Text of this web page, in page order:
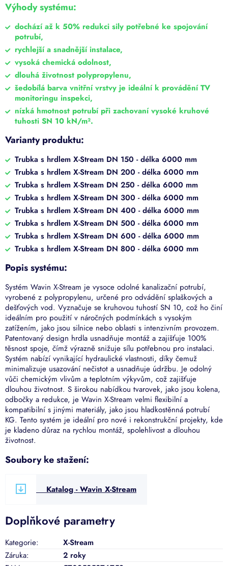
Výhody systému:
dochází až k 50% redukci sily potřebné ke spojování
potrubí,
rychlejší a snadnější instalace,
vysoká chemická odolnost,
dlouhá životnost polypropylenu,
šedobílá barva vnitřní vrstvy je ideální k provádění TV
monitoringu inspekci,
nízká hmotnost potrubí při zachovaní vysoké kruhové
tuhosti SN 10 kN/m².
Varianty produktu:
Trubka s hrdlem X-Stream DN 150 - délka 6000 mm
Trubka s hrdlem X-Stream DN 200 - délka 6000 mm
Trubka s hrdlem X-Stream DN 250 - délka 6000 mm
Trubka s hrdlem X-Stream DN 300 - délka 6000 mm
Trubka s hrdlem X-Stream DN 400 - délka 6000 mm
Trubka s hrdlem X-Stream DN 500 - délka 6000 mm
Trubka s hrdlem X-Stream DN 600 - délka 6000 mm
Trubka s hrdlem X-Stream DN 800 - délka 6000 mm
Popis systému:
Systém Wavin X-Stream je vysoce odolné kanalizační potrubí,
vyrobené z polypropylenu, určené pro odvádění splaškových a
dešťových vod. Vyznačuje se kruhovou tuhostí SN 10, což ho činí
ideálním pro použití v náročných podmínkách s vysokým
zatížením, jako jsou silnice nebo oblasti s intenzivním provozem.
Patentovaný design hrdla usnadňuje montáž a zajišťuje 100%
těsnost spoje, čímž výrazně snižuje sílu potřebnou pro instalaci.
Systém nabízí vynikající hydraulické vlastnosti, díky čemuž
minimalizuje usazování nečistot a usnadňuje údržbu. Je odolný
vůči chemickým vlivům a teplotním výkyvům, což zajišťuje
dlouhou životnost. S širokou nabídkou tvarovek, jako jsou kolena,
odbočky a redukce, je Wavin X-Stream velmi flexibilní a
kompatibilní s jinými materiály, jako jsou hladkostěnná potrubí
KG. Tento systém je ideální pro nové i rekonstrukční projekty, kde
je kladeno důraz na rychlou montáž, spolehlivost a dlouhou
životnost.
Soubory ke stažení:
Katalog - Wavin X-Stream
Doplňkové parametry
Kategorie:
X-Stream
Záruka:
2 roky